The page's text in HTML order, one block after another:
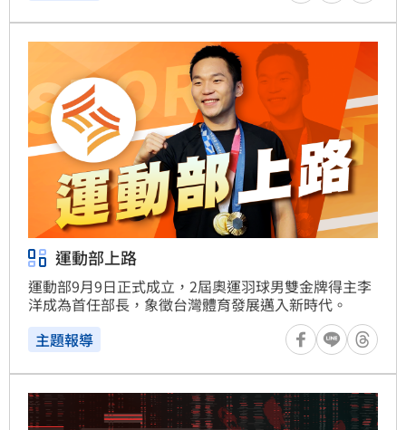
運動部上路
運動部9月9日正式成立，2屆奧運羽球男雙金牌得主李
洋成為首任部長，象徵台灣體育發展邁入新時代。
主題報導